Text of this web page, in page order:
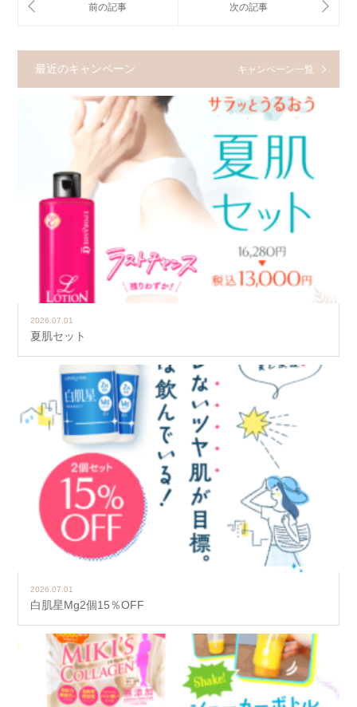
最近のキャンペーン キャンペーン一覧
2026.07.01
夏肌セット
2026.07.01
白肌星Mg2個15％OFF